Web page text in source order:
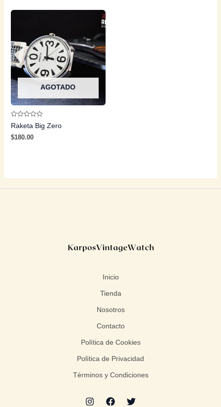
AGOTADO
Valorado
con
0
de
Raketa Big Zero
$180.00
Inicio
Tienda
Nosotros
Contacto
Política de Cookies
Política de Privacidad
Términos y Condiciones